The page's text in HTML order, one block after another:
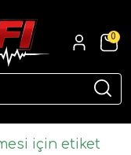
0
için etiket